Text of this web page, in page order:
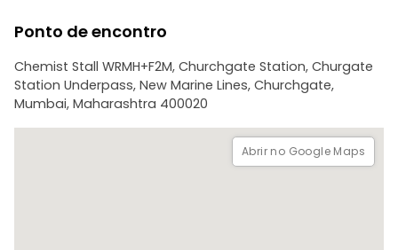
Ponto de encontro
Chemist Stall WRMH+F2M, Churchgate Station, Churgate
Station Underpass, New Marine Lines, Churchgate,
Mumbai, Maharashtra 400020
Abrir no Google Maps